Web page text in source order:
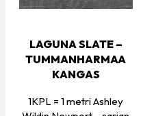
LAGUNA SLATE –
TUMMANHARMAA
KANGAS
1KPL = 1 metri Ashley